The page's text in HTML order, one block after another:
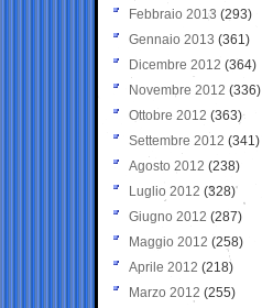
Febbraio 2013 (293)
Gennaio 2013 (361)
Dicembre 2012 (364)
Novembre 2012 (336)
Ottobre 2012 (363)
Settembre 2012 (341)
Agosto 2012 (238)
Luglio 2012 (328)
Giugno 2012 (287)
Maggio 2012 (258)
Aprile 2012 (218)
Marzo 2012 (255)